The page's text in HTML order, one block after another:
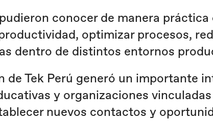
conocer de manera
optimizar procesos,
dentro de distintos entornos
de Tek Perú generó un importante
y organizaciones
nuevos contactos y